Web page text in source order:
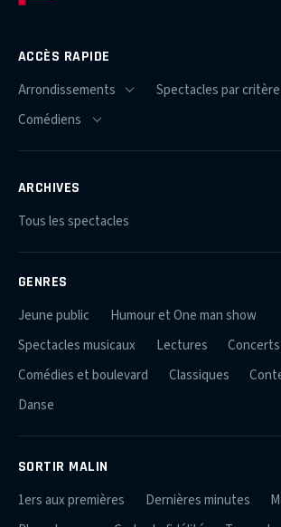
ACCÈS RAPIDE
ARCHIVES
Tous les spectacles
GENRES
Jeune public
Humour et One man show
Spectacles musicaux
Lectures
Concerts
Comédies et boulevard
Classiques
Danse
SORTIR MALIN
1ers aux premières Dernières minutes